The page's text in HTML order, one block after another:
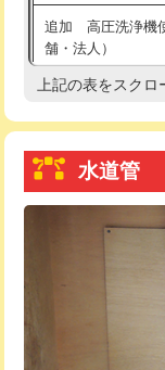
給水管工事※（塩
用/3ｍまで)
給水管工事※（塩
給水管工事※（ラ
管・ポリ管・HT
給水管工事※（ラ
管・ポリ管・HT
排水管工事（土の
排水管工事（排水
追加 高圧洗浄機
舗・法人）
高度高圧洗浄換
トーラー機使用/
追加トーラー機使
止水・漏水調査・
上記の表をスクロ
水道管